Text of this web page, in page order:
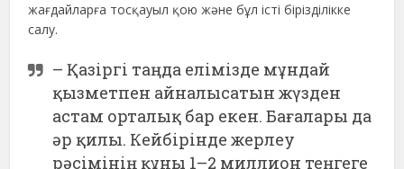
жағдайларға тосқауыл қою және бұл істі бірізділікке
салу.
– Қазіргі таңда елімізде мұндай
қызметпен айналысатын жүзден
астам орталық бар екен. Бағалары да
әр қилы. Кейбірінде жерлеу
рәсімінің құны 1–2 миллион теңгеге